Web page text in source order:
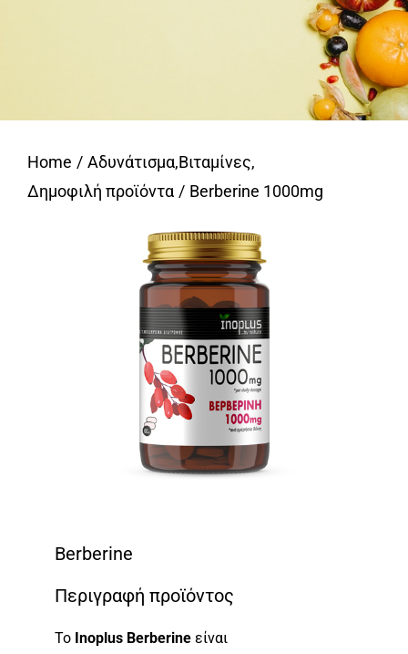
Home Αδυνάτισμα,Βιταμίνες,
Δημοφιλή προϊόντα
Berberine 1000mg
Berberine
Περιγραφή προϊόντος
ΤοInoplus Berberine είναι